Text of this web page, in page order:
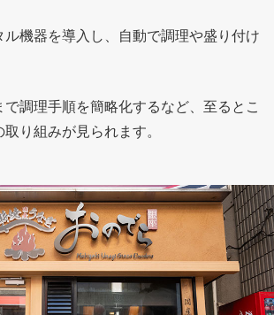
機器を導入し、自動で調理や盛り付け
調理手順を簡略化するなど、至るとこ
り組みが見られます。